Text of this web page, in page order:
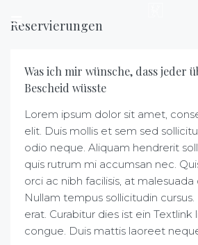
Reservierungen
Was ich mir wünsche, dass jeder
Bescheid wüsste
Lorem ipsum dolor sit amet,
elit. Duis mollis et sem sed
odio neque. Aliquam hendrerit
quis rutrum mi accumsan nec.
orci ac nibh facilisis, at
Nullam tempus sollicitudin
erat. Curabitur dies ist ein
congue. Duis mattis laoreet